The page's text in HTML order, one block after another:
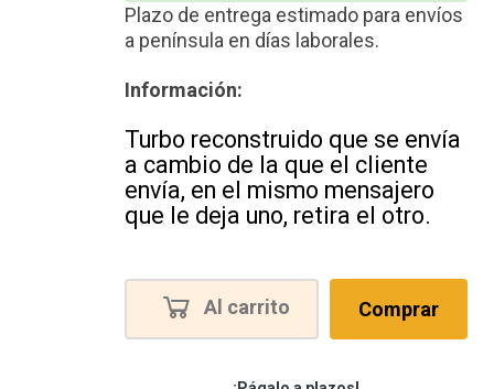
Plazo de entrega estimado para envíos
a península en días laborales.
Información:
Turbo reconstruido que se envía
a cambio de la que el cliente
envía, en el mismo mensajero
que le deja uno, retira el otro.
Al carrito Comprar